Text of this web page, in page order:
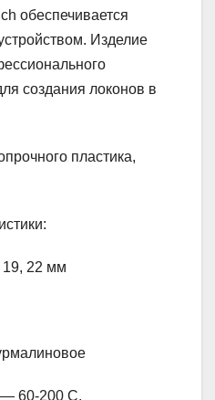
обеспечивается
Изделие
создания локонов в
пластика,
22 мм
— 60-200 С.